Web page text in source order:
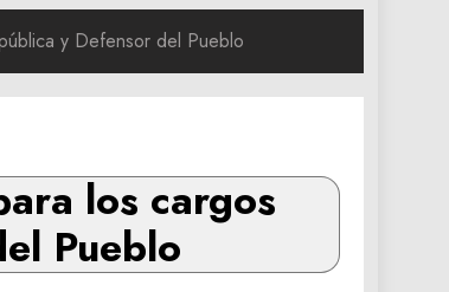
y Defensor del Pueblo
los cargos
Pueblo